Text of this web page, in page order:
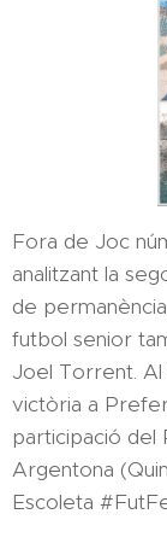
Fora de Joc
analitzant la
de
futbol senior
Joel Torrent.
victòria a
participació del
Argentona
Escoleta